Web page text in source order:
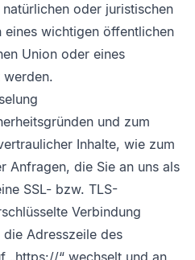
oder juristischen
eines wichtigen öffentlichen
Union oder eines
werden.
und zum
Inhalte, wie zum
Anfragen, die Sie an uns als
SSL- bzw. TLS-
Verbindung
Adresszeile des
„https://“ wechselt und an